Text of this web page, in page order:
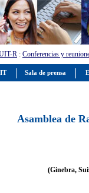
R : Conferencias y
Asamblea de
(Ginebra,
Sala de prensa